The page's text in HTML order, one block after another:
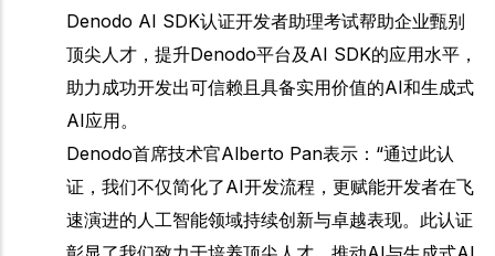
Denodo AI SDK认证开发者助理考试帮助企业甄别
顶尖人才，提升Denodo平台及AI SDK的应用水平，
助力成功开发出可信赖且具备实用价值的AI和生成式
AI应用。
Denodo首席技术官Alberto Pan表示：“通过此认
证，我们不仅简化了AI开发流程，更赋能开发者在飞
速演进的人工智能领域持续创新与卓越表现。此认证